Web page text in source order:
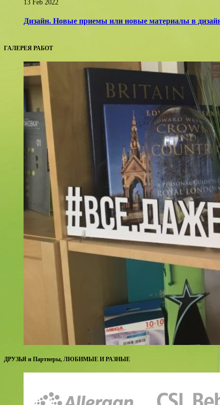
13 Feb 2022
Дизайн. Новые приемы или новые материалы в
ГАЛЕРЕЯ РАБОТ
ДРУЗЬЯ и Партнеры, ЛЮБИМЫЕ И РАЗНЫЕ